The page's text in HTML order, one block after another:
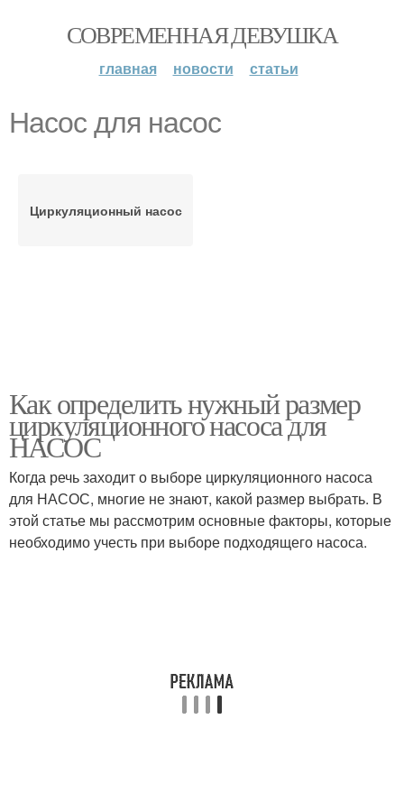
СОВРЕМЕННАЯ ДЕВУШКА
главная новости статьи
Насос для насос
Циркуляционный насос
Как определить нужный размер
циркуляционного насоса для
НАСОС
Когда речь заходит о выборе циркуляционного насоса
для НАСОС, многие не знают, какой размер выбрать. В
этой статье мы рассмотрим основные факторы, которые
необходимо учесть при выборе подходящего насоса.